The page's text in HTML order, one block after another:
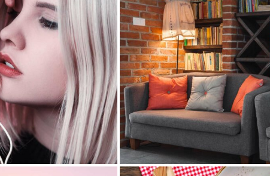
1 octobre 2016
People 30 septembre 2016